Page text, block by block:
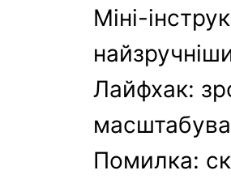
Міні-
Лайфхак:
Помилка: